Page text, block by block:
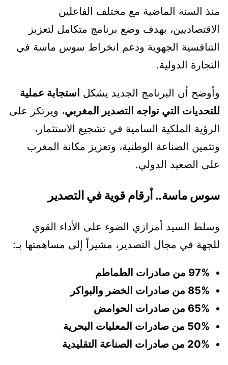
منذ السنة الماضية مع مختلف الفاعلين
الاقتصاديين، بهدف وضع برنامج متكامل لتعزيز
التنافسية الجهوية ودعم انخراط سوس ماسة في
التجارة الدولية.
وأوضح أن البرنامج الجديد يشكل استجابة عملية
للتحديات التي تواجه التصدير المغربي، ويرتكز على
الرؤية الملكية السامية في تشجيع الاستثمار،
وتثمين الصناعة الوطنية، وتعزيز مكانة المغرب
على الصعيد الدولي.
سوس ماسة.. أرقام قوية في التصدير
وسلط السيد أمزازي الضوء على الأداء القوي
للجهة في مجال التصدير، مشيراً إلى مساهمتها بـ:
97% من صادرات الطماطم
85% من صادرات الخضر والبواكر
65% من صادرات الحوامض
50% من صادرات المعلبات البحرية
20% من صادرات الصناعة التقليدية